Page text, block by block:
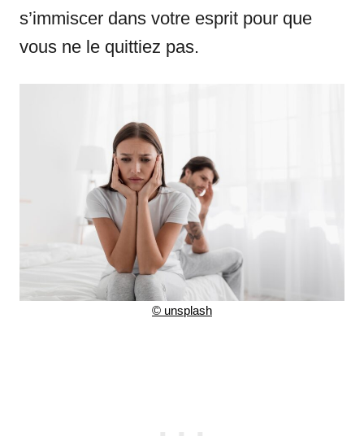
s’immiscer dans votre esprit pour que
vous ne le quittiez pas.
© unsplash